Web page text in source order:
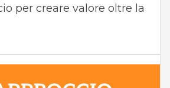
per creare valore oltre la